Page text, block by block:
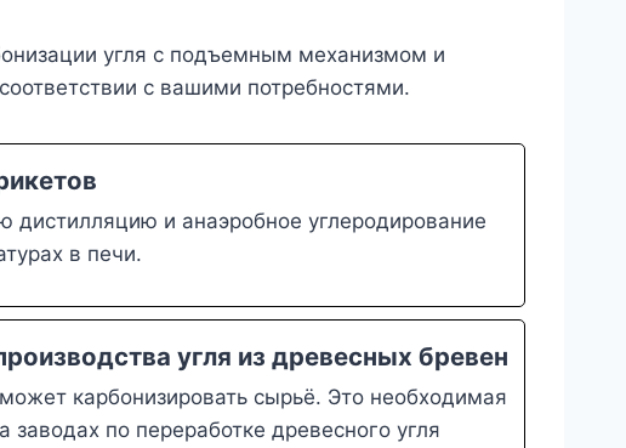
угля с подъемным механизмом и
с вашими потребностями.
дистилляцию и анаэробное углеродирование
в печи.
угля из древесных бревен
карбонизировать сырьё. Это необходимая
по переработке древесного угля